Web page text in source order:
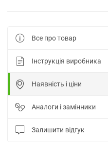
Все про товар
Інструкція виробника
Наявність і ціни
Аналоги і замінники
Залишити відгук